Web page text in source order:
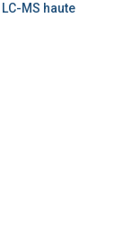
MS haute